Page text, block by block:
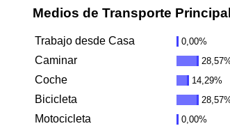
Medios de Transporte
Trabajo desde Casa 0,00%
Caminar
Coche 14,29%
Bicicleta
Motocicleta 0,00%